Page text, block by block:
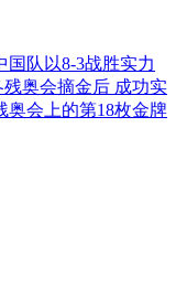
国队以8-3战胜实力
奥会摘金后 成功实
奥会上的第18枚金牌